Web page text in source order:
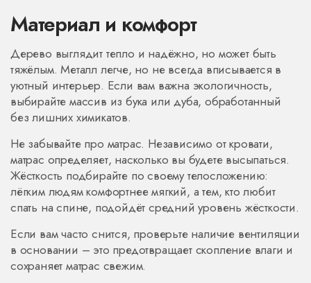
Материал и комфорт
Дерево выглядит тепло и надёжно, но может быть
тяжёлым. Металл легче, но не всегда вписывается в
уютный интерьер. Если вам важна экологичность,
выбирайте массив из бука или дуба, обработанный
без лишних химикатов.
Не забывайте про матрас. Независимо от кровати,
матрас определяет, насколько вы будете высыпаться.
Жёсткость подбирайте по своему телосложению:
лёгким людям комфортнее мягкий, а тем, кто любит
спать на спине, подойдёт средний уровень жёсткости.
Если вам часто снится, проверьте наличие вентиляции
в основании – это предотвращает скопление влаги и
сохраняет матрас свежим.